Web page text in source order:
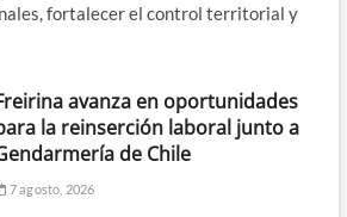
fortalecer el control territorial y
avanza en oportunidades
la reinserción laboral junto a
de Chile
7 agosto, 2026